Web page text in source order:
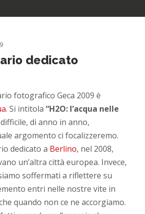
dedicato
fotografico Geca 2009 è
. Si intitola“H2O: l’acqua nelle
difficile, di anno in anno,
argomento ci focalizzeremo.
dedicato a Berlino, nel 2008,
un’altra città europea. Invece,
soffermati a riflettere su
entri nelle nostre vite in
quando non ce ne accorgiamo.